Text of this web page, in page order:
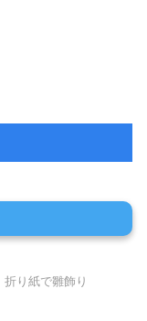
折り紙で雛飾り